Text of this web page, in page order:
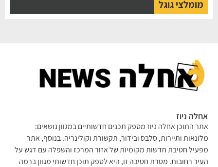
מומלצי גוגל
ניוז
התוכן אחלה ניוז מספק תכנים חדשותיים במגוון נושאים:
ותיירות, סלבס ובידור, תקשורת וקולינריה. בנוסף, אתר
חטיבת חדשות מקומיות של אזור המרכז והשפלה עם דגש על
רחובות. מטרת חטיבה זו, היא לספק תוכן חדשותי מגוון ברמה